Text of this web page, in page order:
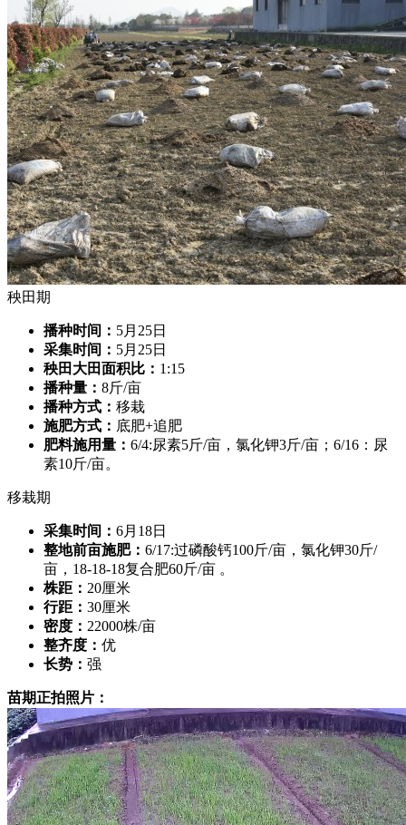
秧田期
播种时间： 5月25日
采集时间： 5月25日
秧田大田面积比： 1:15
播种量： 8斤/亩
播种方式： 移栽
施肥方式： 底肥+追肥
肥料施用量： 6/4:尿素5斤/亩，氯化钾3斤/亩；6/16：尿
素10斤/亩。
移栽期
采集时间： 6月18日
整地前亩施肥： 6/17:过磷酸钙100斤/亩，氯化钾30斤/
亩，18-18-18复合肥60斤/亩 。
株距： 20厘米
行距： 30厘米
密度： 22000株/亩
整齐度： 优
长势： 强
苗期正拍照片：